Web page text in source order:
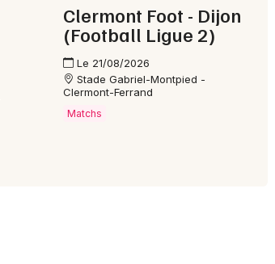
Clermont Foot - Dijon
(Football Ligue 2)
Le 21/08/2026
Stade Gabriel-Montpied -
Clermont-Ferrand
Matchs